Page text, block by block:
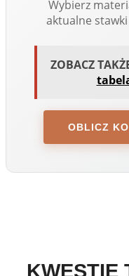
Wybierz
aktualne
ZOBACZ
OBLICZ
KWESTIE